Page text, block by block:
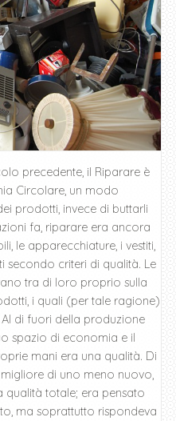
precedente, il Riparare è
Circolare, un modo
prodotti, invece di buttarli
fa, riparare era ancora
le apparecchiature, i vestiti,
secondo criteri di qualità. Le
tra di loro proprio sulla
i quali (per tale ragione)
di fuori della produzione
spazio di economia e il
mani era una qualità. Di
di uno meno nuovo,
qualità totale; era pensato
ma soprattutto rispondeva